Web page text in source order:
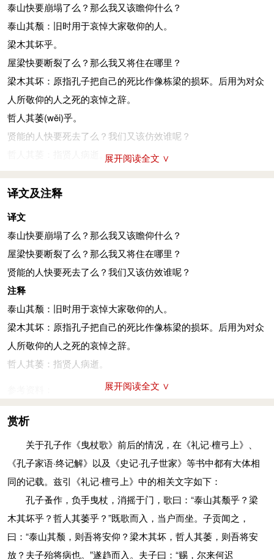
泰山快要崩塌了么？那么我又该瞻仰什么？
泰山其颓：旧时用于哀悼大家敬仰的人。
梁木其坏乎。
屋梁快要断裂了么？那么我又将住在哪里？
梁木其坏：原指孔子把自己的死比作像栋梁的损坏。后用为对众
人所敬仰的人之死的哀悼之辞。
哲人其萎(wěi)乎。
贤能的人快要死去了么？我们又该仿效谁呢？
哲人其萎：指贤人病逝。
1、古诗词网经典传承志愿小组．白马非马译注
展开阅读全文 ∨
译文及注释
译文
泰山快要崩塌了么？那么我又该瞻仰什么？
屋梁快要断裂了么？那么我又将住在哪里？
贤能的人快要死去了么？我们又该仿效谁呢？
注释
泰山其颓：旧时用于哀悼大家敬仰的人。
梁木其坏：原指孔子把自己的死比作像栋梁的损坏。后用为对众
人所敬仰的人之死的哀悼之辞。
哲人其萎：指贤人病逝。
展开阅读全文 ∨
赏析
关于孔子作《曳杖歌》前后的情况，在《礼记·檀弓上》、
《孔子家语·终记解》以及《史记·孔子世家》等书中都有大体相
同的记载。兹引《礼记·檀弓上》中的相关文字如下：
孔子蚤作，负手曳杖，消摇于门，歌曰：“泰山其颓乎？梁
木其坏乎？哲人其萎乎？”既歌而入，当户而坐。子贡闻之，
曰：“泰山其颓，则吾将安仰？梁木其坏，哲人其萎，则吾将安
放？夫子殆将病也。”遂趋而入。夫子曰：“赐，尔来何迟